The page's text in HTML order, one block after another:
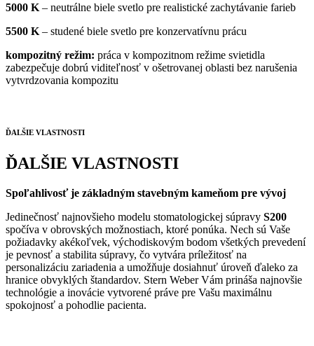
5000 K– neutrálne biele svetlo pre realistické zachytávanie farieb
5500 K– studené biele svetlo pre konzervatívnu prácu
kompozitný režim: práca v kompozitnom režime svietidla
zabezpečuje dobrú viditeľnosť v ošetrovanej oblasti bez narušenia
vytvrdzovania kompozitu
ĎALŠIE VLASTNOSTI
ĎALŠIE VLASTNOSTI
Spoľahlivosť je základným stavebným kameňom pre vývoj
Jedinečnosť najnovšieho modelu stomatologickej súpravy S200
spočíva v obrovských možnostiach, ktoré ponúka. Nech sú Vaše
požiadavky akékoľvek, východiskovým bodom všetkých prevedení
je pevnosť a stabilita súpravy, čo vytvára príležitosť na
personalizáciu zariadenia a umožňuje dosiahnuť úroveň ďaleko za
hranice obvyklých štandardov. Stern Weber Vám prináša najnovšie
technológie a inovácie vytvorené práve pre Vašu maximálnu
spokojnosť a pohodlie pacienta.